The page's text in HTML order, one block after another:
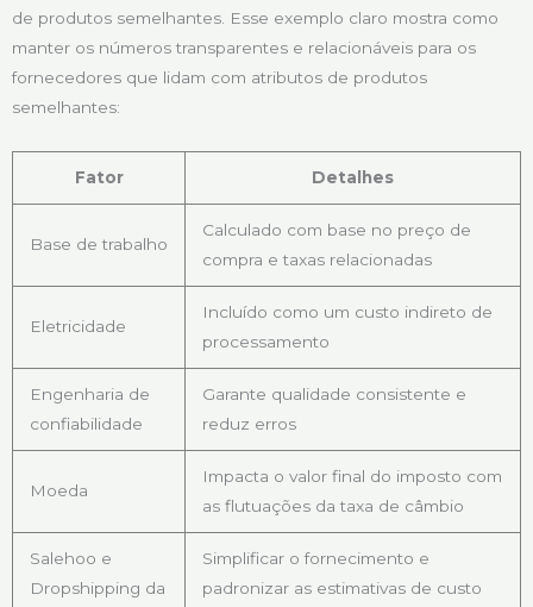
de produtos semelhantes. Esse exemplo claro mostra como
manter os números transparentes e relacionáveis para os
fornecedores que lidam com atributos de produtos
semelhantes:
Fator Detalhes
Base de trabalho
Calculado com base no preço de
compra e taxas relacionadas
Eletricidade
Incluído como um custo indireto de
processamento
Engenharia de
confiabilidade
Garante qualidade consistente e
reduz erros
Moeda
Impacta o valor final do imposto com
as flutuações da taxa de câmbio
Salehoo e
Dropshipping da
Simplificar o fornecimento e
padronizar as estimativas de custo